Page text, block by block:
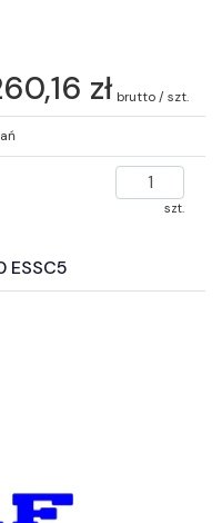
zł brutto / szt.
szt.
ESSC5